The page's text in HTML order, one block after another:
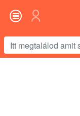
megtalálod